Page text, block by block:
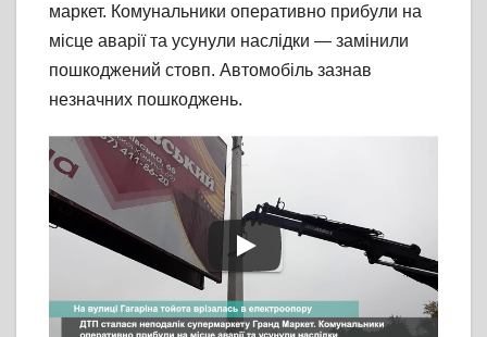
маркет. Комунальники оперативно прибули на
місце аварії та усунули наслідки — замінили
пошкоджений стовп. Автомобіль зазнав
незначних пошкоджень.